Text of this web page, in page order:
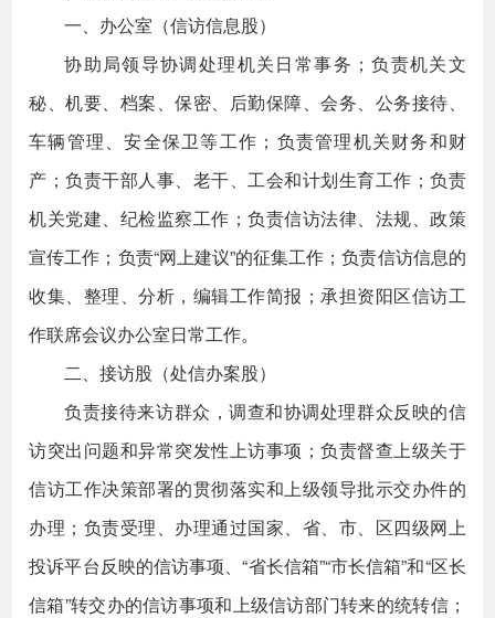
一、办公室（信访信息股）
协助局领导协调处理机关日常事务；负责机关文
秘、机要、档案、保密、后勤保障、会务、公务接待、
车辆管理、安全保卫等工作；负责管理机关财务和财
产；负责干部人事、老干、工会和计划生育工作；负责
机关党建、纪检监察工作；负责信访法律、法规、政策
宣传工作；负责“网上建议”的征集工作；负责信访信息的
收集、整理、分析，编辑工作简报；承担资阳区信访工
作联席会议办公室日常工作。
二、接访股（处信办案股）
负责接待来访群众，调查和协调处理群众反映的信
访突出问题和异常突发性上访事项；负责督查上级关于
信访工作决策部署的贯彻落实和上级领导批示交办件的
办理；负责受理、办理通过国家、省、市、区四级网上
投诉平台反映的信访事项、“省长信箱”“市长信箱”和“区长
信箱”转交办的信访事项和上级信访部门转来的统转信；